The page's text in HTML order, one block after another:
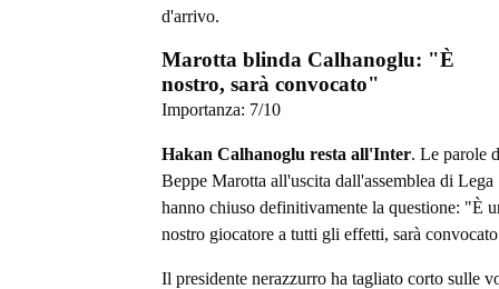
d'arrivo.
Marotta blinda Calhanoglu: "È
nostro, sarà convocato"
Importanza: 7/10
Hakan Calhanoglu resta all'Inter. Le parole
Beppe Marotta all'uscita dall'assemblea di Lega
hanno chiuso definitivamente la questione: "È
nostro giocatore a tutti gli effetti, sarà
Il presidente nerazzurro ha tagliato corto sulle